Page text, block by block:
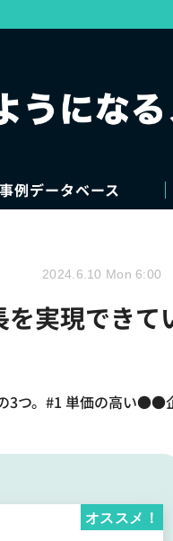
例データベース
実現できて
3つ。#1 単価の高い●●
2024.6.10 Mon 6:00
オススメ！